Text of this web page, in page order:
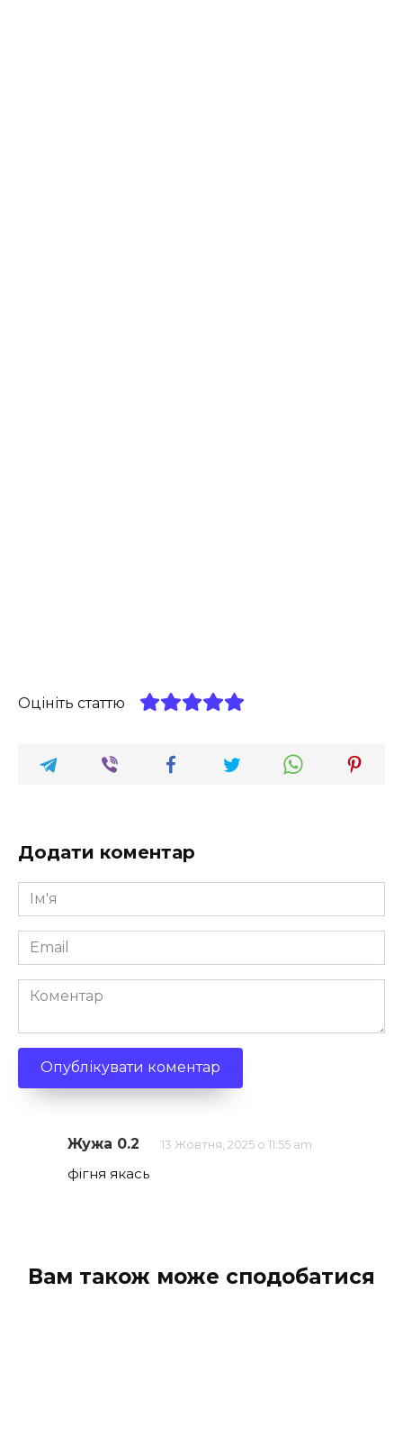
Оцініть статтю
Додати коментар
Ім'я
*
Email
*
Коментар
Жужа 0.2 13 Жовтня, 2025 о 11:55 am
фігня якась
Вам також може сподобатися